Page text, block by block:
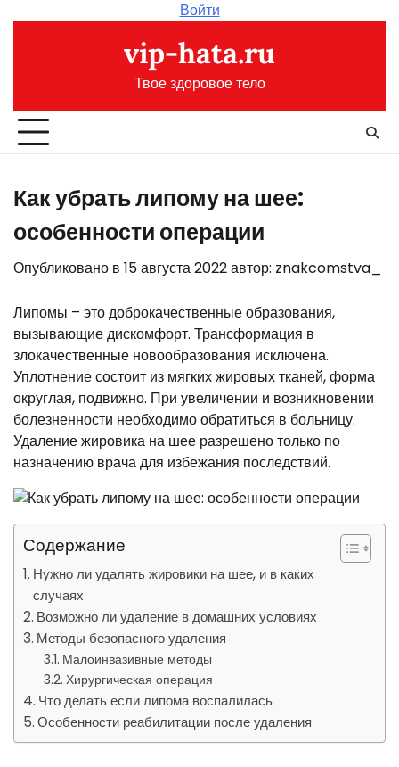
Войти
vip-hata.ru
Твое здоровое тело
Как убрать липому на шее:
особенности операции
Опубликовано в 15 августа 2022автор: znakcomstva_
Липомы – это доброкачественные образования,
вызывающие дискомфорт. Трансформация в
злокачественные новообразования исключена.
Уплотнение состоит из мягких жировых тканей, форма
округлая, подвижно. При увеличении и возникновении
болезненности необходимо обратиться в больницу.
Удаление жировика на шее разрешено только по
назначению врача для избежания последствий.
Содержание
Нужно ли удалять жировики на шее, и в каких
случаях
Возможно ли удаление в домашних условиях
Методы безопасного удаления
Малоинвазивные методы
Хирургическая операция
Что делать если липома воспалилась
Особенности реабилитации после удаления